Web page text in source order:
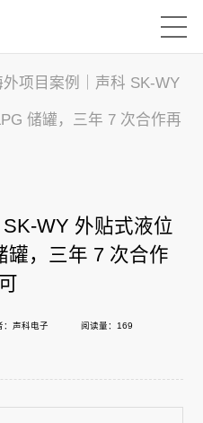
外项目案例｜声科 SK-WY
储罐，三年 7 次合作再
WY 外贴式液位
罐，三年 7 次合作
：声科电子 阅读量：169